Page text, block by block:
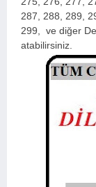
287, 288, 289,
299,
ve diğer
atabilirsiniz.